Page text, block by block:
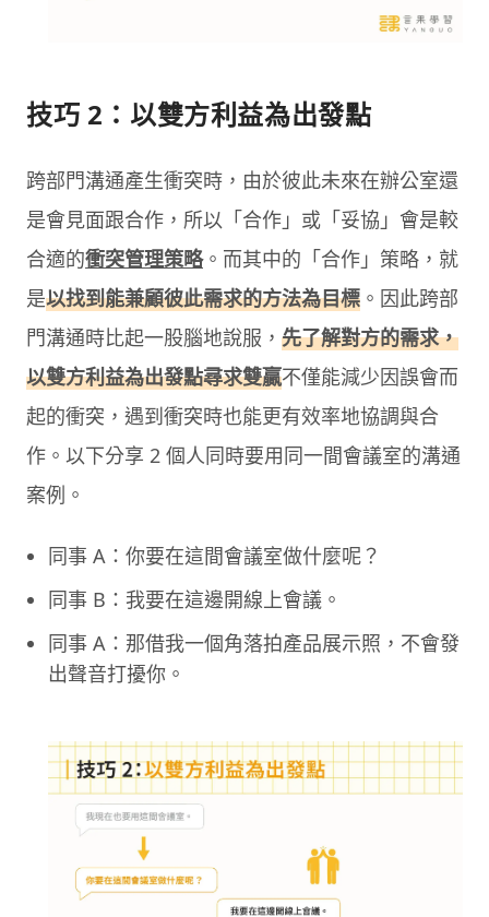
技巧 2：以雙方利益為出發點
跨部門溝通產生衝突時，由於彼此未來在辦公室還
是會見面跟合作，所以「合作」或「妥協」會是較
合適的衝突管理策略。而其中的「合作」策略，就
是以找到能兼顧彼此需求的方法為目標 。因此跨部
門溝通時比起一股腦地說服， 先了解對方的需求，
以雙方利益為出發點尋求雙贏不僅能減少因誤會而
起的衝突，遇到衝突時也能更有效率地協調與合
作。以下分享 2 個人同時要用同一間會議室的溝通
案例。
同事 A：你要在這間會議室做什麼呢？
同事 B：我要在這邊開線上會議。
同事 A：那借我一個角落拍產品展示照，不會發
出聲音打擾你。